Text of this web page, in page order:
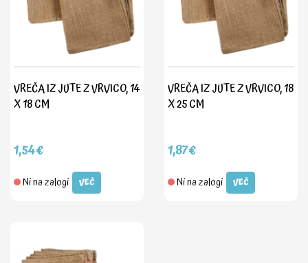
VREČA IZ JUTE Z VRVICO, 14
X 18 CM
1,54€
Ni na zalogi VEČ
VREČA IZ JUTE Z VRVICO, 18
X 25 CM
1,87€
Ni na zalogi VEČ